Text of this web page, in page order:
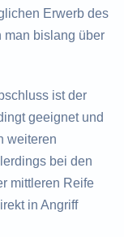
Erwerb des
man bislang über
ist der
geeignet und
weiteren
bei den
mittleren Reife
in Angriff